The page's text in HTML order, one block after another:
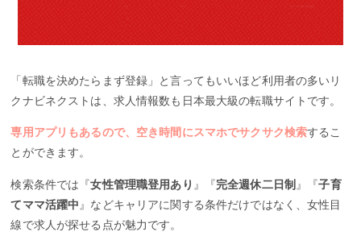
「転職を決めたらまず登録」と言ってもいいほど利用者の多いリ
クナビネクストは、求人情報数も日本最大級の転職サイトです。
専用アプリもあるので、空き時間にスマホでサクサク検索するこ
とができます。
検索条件では『女性管理職登用あり 』『完全週休二日制 』『子育
てママ活躍中 』などキャリアに関する条件だけではなく、女性目
線で求人が探せる点が魅力です。